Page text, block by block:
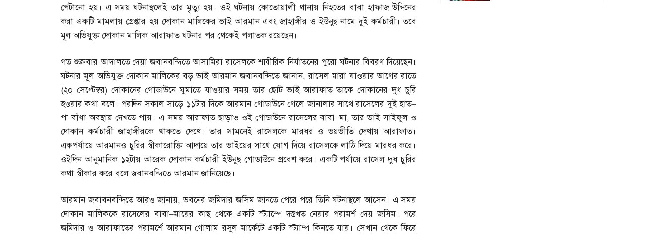
পেটানো হয়। এ সময় ঘটনাস্থলেই তার মৃত্যু হয়। ওই ঘটনায় কোতোয়ালী থানায় নিহতের বাবা হাফাজ উদ্দিনের
করা একটি মামলায় গ্রেপ্তার হয় দোকান মালিকের ভাই আরমান এবং জাহাঙ্গীর ও ইউনুছ নামে দুই কর্মচারী। তবে
মূল অভিযুক্ত দোকান মালিক আরাফাত ঘটনার পর থেকেই পলাতক রয়েছেন।
গত শুক্রবার আদালতে দেয়া জবানবন্দিতে আসামিরা রাসেলকে শারীরিক নির্যাতনের পুরো ঘটনার বিবরণ দিয়েছেন।
ঘটনার মূল অভিযুক্ত দোকান মালিকের বড় ভাই আরমান জবানবন্দিতে জানান,রাসেল মারা যাওয়ার আগের রাতে
(২০ সেপ্টেম্বর) দোকানের গোডাউনে ঘুমাতে যাওয়ার সময় তার ছোট ভাই আরাফাত তাকে দোকানের দুধ চুরি
হওয়ার কথা বলে। পরদিন সকাল সাড়ে ১১টার দিকে আরমান গোডাউনে গেলে জানালার সাথে রাসেলের দুই হাত–
পা বাঁধা অবস্থায় দেখতে পায়। এ সময় আরাফাত ছাড়াও ওই গোডাউনে রাসেলের বাবা–মা,তার ভাই সাইফুল ও
দোকান কর্মচারী জাহাঙ্গীরকে থাকতে দেখে। তার সামনেই রাসেলকে মারধর ও ভয়ভীতি দেখায় আরাফাত।
একপর্যায়ে আরমানও চুরির স্বীকারোক্তি আদায়ে তার ভাইয়ের সাথে যোগ দিয়ে রাসেলকে লাঠি দিয়ে মারধর করে।
ওইদিন আনুমানিক ১২টায় আরেক দোকান কর্মচারী ইউনুছ গোডাউনে প্রবেশ করে। একটি পর্যায়ে রাসেল দুধ চুরির
কথা স্বীকার করে বলে জবানবন্দিতে আরমান জানিয়েছে।
আরমান জবাবনবন্দিতে আরও জানায়,ভবনের জমিদার জসিম জানতে পেরে পরে তিনি ঘটনাস্থলে আসেন। এ সময়
দোকান মালিককে রাসেলের বাবা–মায়ের কাছ থেকে একটি স্ট্যাম্পে দস্তখত নেয়ার পরামর্শ দেয় জসিম। পরে
জমিদার ও আরাফাতের পরামর্শে আরমান গোলাম রসুল মার্কেটে একটি স্ট্যাম্প কিনতে যায়। সেখান থেকে ফিরে